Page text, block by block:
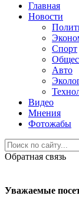
Главная
Новости
Спорт
Авто
Видео
Мнения
Фотожабы
Обратная связь
Уважаемые